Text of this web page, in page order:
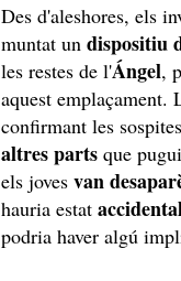
Des d'aleshores, els
muntat undispositiu
les restes de l'Ángel,
aquest emplaçament.
confirmant les
altres parts que
els jovesvan
hauria estat
podria haver algú